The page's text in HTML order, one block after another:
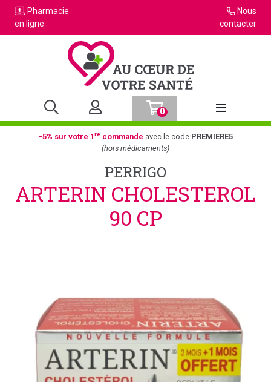
Pharmacie
en ligne
Nous
contacter
0
Afficher la
-5% sur votre 1recommande avec le code PREMIERE5
(hors médicaments)
PERRIGO
ARTERIN CHOLESTEROL
90 CP